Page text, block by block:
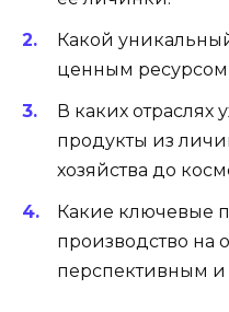
Какой
ценным ресурсом
В каких отраслях
продукты из
хозяйства до
Какие ключевые
производство на
перспективным